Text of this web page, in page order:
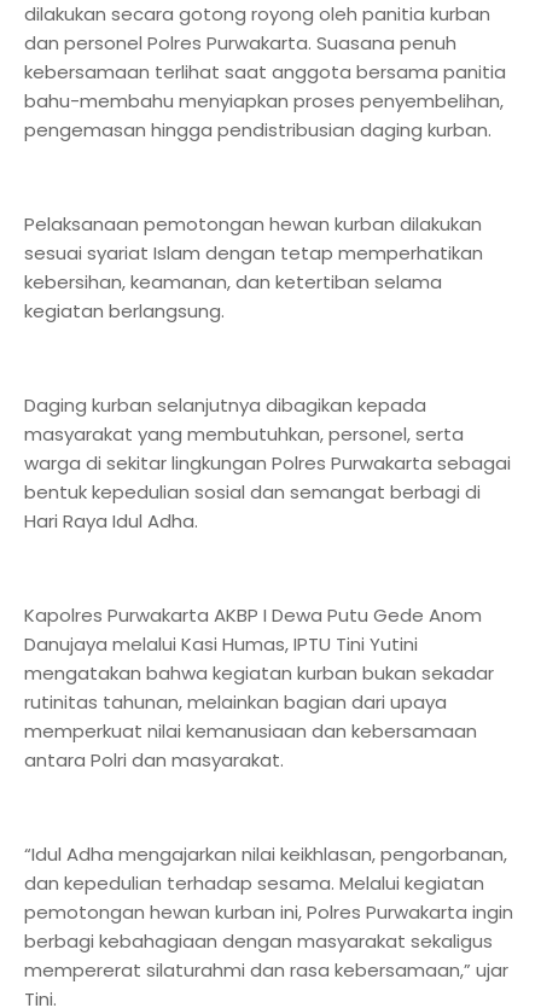
dilakukan secara gotong royong oleh panitia kurban
dan personel Polres Purwakarta. Suasana penuh
kebersamaan terlihat saat anggota bersama panitia
bahu-membahu menyiapkan proses penyembelihan,
pengemasan hingga pendistribusian daging kurban.
Pelaksanaan pemotongan hewan kurban dilakukan
sesuai syariat Islam dengan tetap memperhatikan
kebersihan, keamanan, dan ketertiban selama
kegiatan berlangsung.
Daging kurban selanjutnya dibagikan kepada
masyarakat yang membutuhkan, personel, serta
warga di sekitar lingkungan Polres Purwakarta sebagai
bentuk kepedulian sosial dan semangat berbagi di
Hari Raya Idul Adha.
Kapolres Purwakarta AKBP I Dewa Putu Gede Anom
Danujaya melalui Kasi Humas, IPTU Tini Yutini
mengatakan bahwa kegiatan kurban bukan sekadar
rutinitas tahunan, melainkan bagian dari upaya
memperkuat nilai kemanusiaan dan kebersamaan
antara Polri dan masyarakat.
“Idul Adha mengajarkan nilai keikhlasan, pengorbanan,
dan kepedulian terhadap sesama. Melalui kegiatan
pemotongan hewan kurban ini, Polres Purwakarta ingin
berbagi kebahagiaan dengan masyarakat sekaligus
mempererat silaturahmi dan rasa kebersamaan,” ujar
Tini.